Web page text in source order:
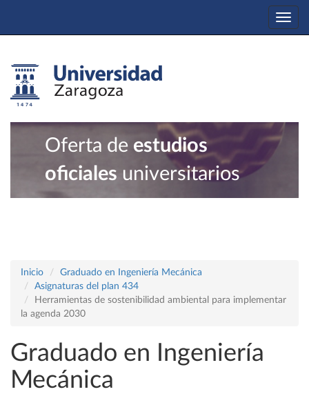
Oferta de estudios
oficiales universitarios
Inicio
Graduado en Ingeniería Mecánica
Asignaturas del plan 434
Herramientas de sostenibilidad ambiental para implementar
la agenda 2030
Graduado en Ingeniería
Mecánica